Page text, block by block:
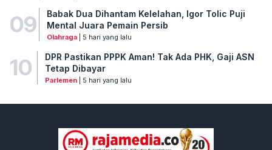
09
Babak Dua Dihantam Kelelahan, Igor Tolic Puji
Mental Juara Pemain Persib
Olahraga| 5 hari yang lalu
10
DPR Pastikan PPPK Aman! Tak Ada PHK, Gaji ASN
Tetap Dibayar
Parlemen| 5 hari yang lalu